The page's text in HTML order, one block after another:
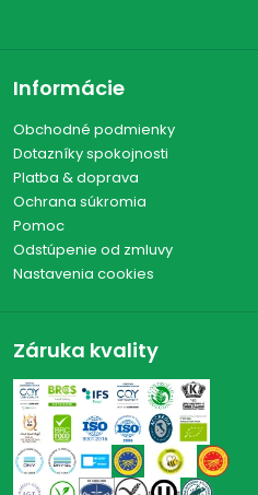
Informácie
Obchodné podmienky
Dotazníky spokojnosti
Platba & doprava
Ochrana súkromia
Pomoc
Odstúpenie od zmluvy
Nastavenia cookies
Záruka kvality